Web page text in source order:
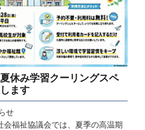
夏休み学習クーリングスペ
ます
せ
会福祉協議会では、夏季の高温期